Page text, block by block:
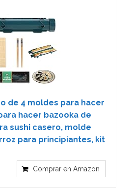
de 4 moldes para hacer
hacer bazooka de
sushi casero, molde
para principiantes, kit
Comprar en Amazon